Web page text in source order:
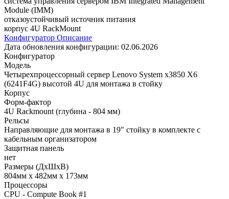
Module (IMM)
отказоустойчивый источник питания
корпус 4U RackMount
Конфигуратор Описание
Дата обновления конфигурации: 02.06.2026
Конфигуратор
Модель
Четырехпроцессорный сервер Lenovo System x3850 X6
(6241F4G) высотой 4U для монтажа в стойку
Корпус
Форм-фактор
4U Rackmount (глубина - 804 мм)
Рельсы
Направляющие для монтажа в 19" стойку в комплекте с
кабельным организатором
Защитная панель
нет
Размеры (ДхШхВ)
804мм х 482мм х 173мм
Процессоры
CPU - Compute Book #1